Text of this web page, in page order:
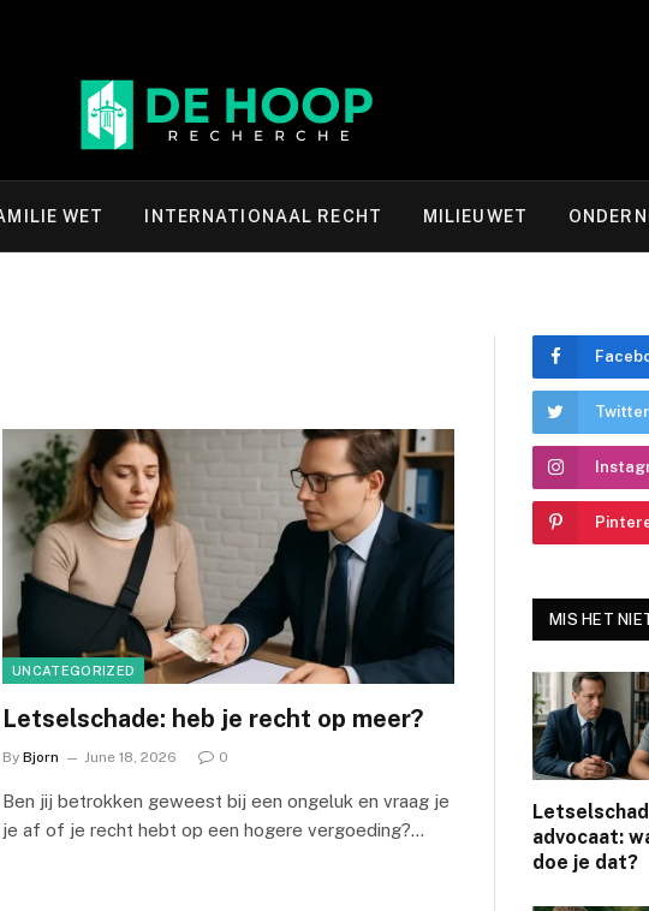
WET INTERNATIONAAL RECHT MILIEUWET
UNCATEGORIZED
Letselschade: heb je recht op meer?
By Bjorn June 18, 2026 0
Ben jij betrokken geweest bij een ongeluk en vraag je
je af of je recht hebt op een hogere vergoeding?…
Twitter
MIS HET
advocaat:
doe je dat?